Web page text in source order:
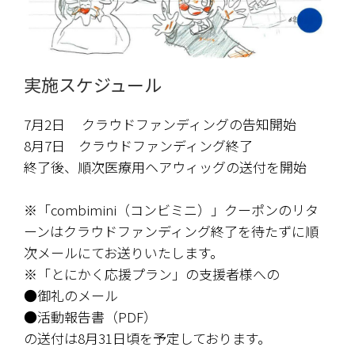
実施スケジュール
7月2日 　クラウドファンディングの告知開始
8月7日　クラウドファンディング終了
終了後、順次医療用ヘアウィッグの送付を開始
※「combimini（コンビミニ）」クーポンのリタ
ーンはクラウドファンディング終了を待たずに順
次メールにてお送りいたします。
※「とにかく応援プラン」の支援者様への
●御礼のメール
●活動報告書（PDF）
の送付は8月31日頃を予定しております。